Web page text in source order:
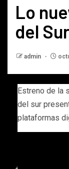
Lo
del
admin
Estreno de la
del sur
plataformas